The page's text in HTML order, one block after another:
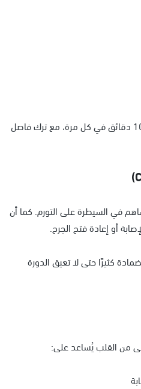
ينصح الأطباء بتطبيق الثلج لمدة 10 دقائق في كل مرة، مع ترك فاصل
في السيطرة على التورم. كما أن
أو إعادة فتح الجرح.
كثيرًا حتى لا تعيق الدورة
من القلب يُساعد على: